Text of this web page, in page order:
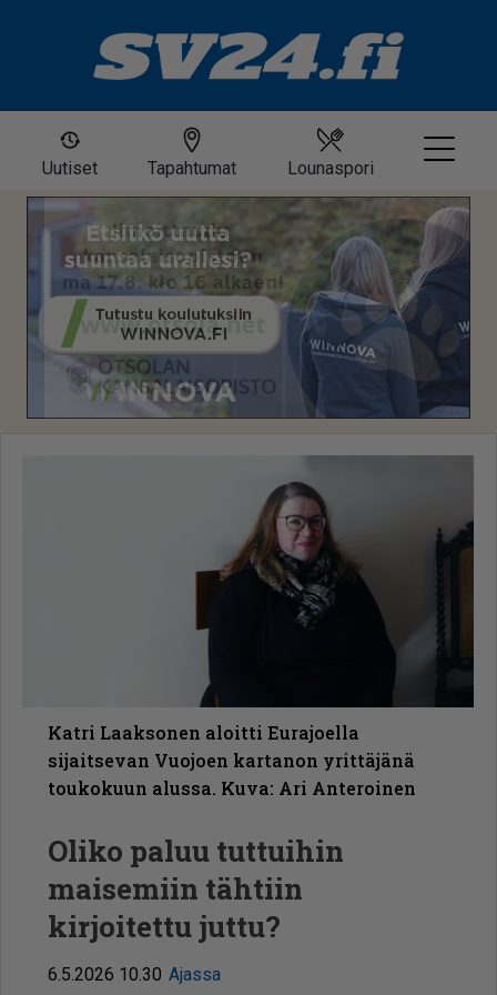
Uutiset Tapahtumat Lounaspori
Katri Laaksonen aloitti Eurajoella
sijaitsevan Vuojoen kartanon yrittäjänä
toukokuun alussa. Kuva: Ari Anteroinen
Oliko paluu tuttuihin
maisemiin tähtiin
kirjoitettu juttu?
6.5.2026 10.30 Ajassa